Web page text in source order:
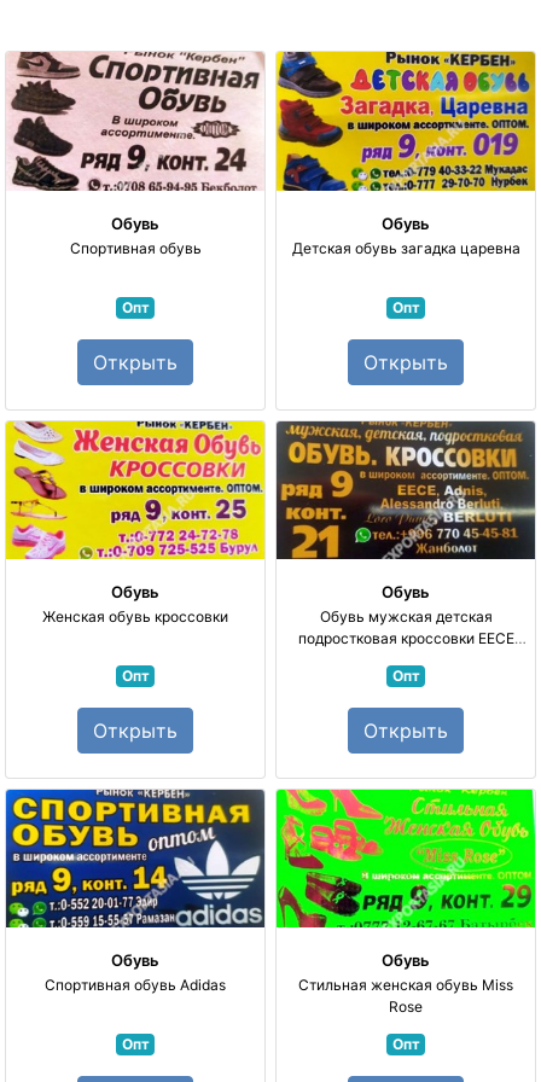
Обувь
Спортивная обувь
Опт
Открыть
Обувь
Детская обувь загадка царевна
Опт
Открыть
Обувь
Женская обувь кроссовки
Опт
Открыть
Обувь
Обувь мужская детская
подростковая кроссовки EECE
Опт
Открыть
Обувь
Спортивная обувь Adidas
Опт
Обувь
Стильная женская обувь Miss
Rose
Опт